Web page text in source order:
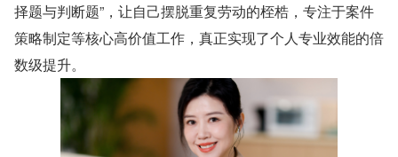
择题与判断题”，让自己摆脱重复劳动的桎梏，专注于案件
策略制定等核心高价值工作，真正实现了个人专业效能的倍
数级提升。